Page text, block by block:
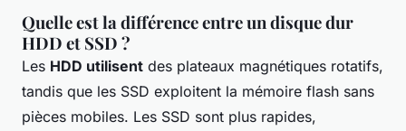
Quelle est la différence entre un disque dur
HDD et SSD ?
Les HDD utilisent des plateaux magnétiques rotatifs,
tandis que les SSD exploitent la mémoire flash sans
pièces mobiles. Les SSD sont plus rapides,